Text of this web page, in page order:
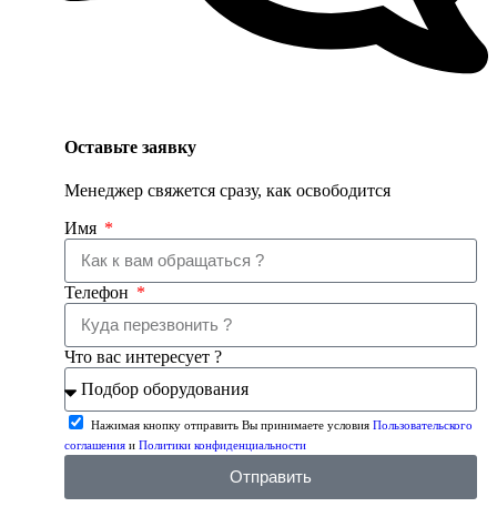
Оставьте заявку
Менеджер свяжется сразу, как освободится
Имя
Телефон
Что вас интересует ?
Нажимая кнопку отправить Вы принимаете условия Пользовательского
соглашения и Политики конфиденциальности
Отправить